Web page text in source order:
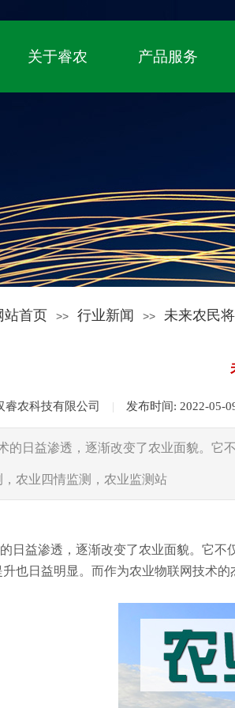
关于睿农 产品服务
站首页 >> 行业新闻 >> 未来农民
睿农科技有限公司 | 发布时间: 2022-05-
的日益渗透，逐渐改变了农业面貌。它
农业四情监测，农业监测站
日益渗透，逐渐改变了农业面貌。它不
升也日益明显。而作为农业物联网技术